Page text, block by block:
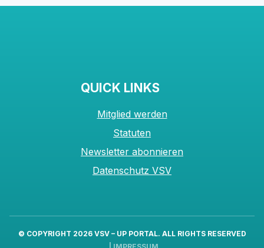
QUICK LINKS
Mitglied werden
Statuten
Newsletter abonnieren
Datenschutz VSV
© COPYRIGHT 2026 VSV – UP PORTAL. ALL RIGHTS RESERVED